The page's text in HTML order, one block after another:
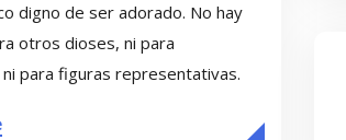
digno de ser adorado. No hay
otros dioses, ni para
para figuras representativas.